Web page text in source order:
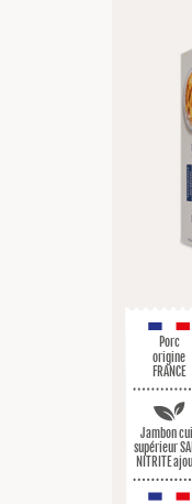
Porc
origine
FRANCE
Jambon
supérieur
NITRITE